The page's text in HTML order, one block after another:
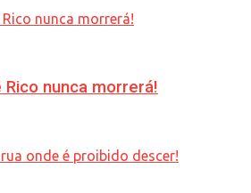
nunca morrerá!